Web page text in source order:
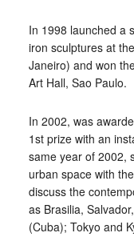
In 1998 launched a
iron sculptures at
Janeiro) and won
Art Hall, Sao Paulo.
In 2002, was
1st prize with an
same year of 2002,
urban space with
discuss the
as Brasilia,
(Cuba); Tokyo and